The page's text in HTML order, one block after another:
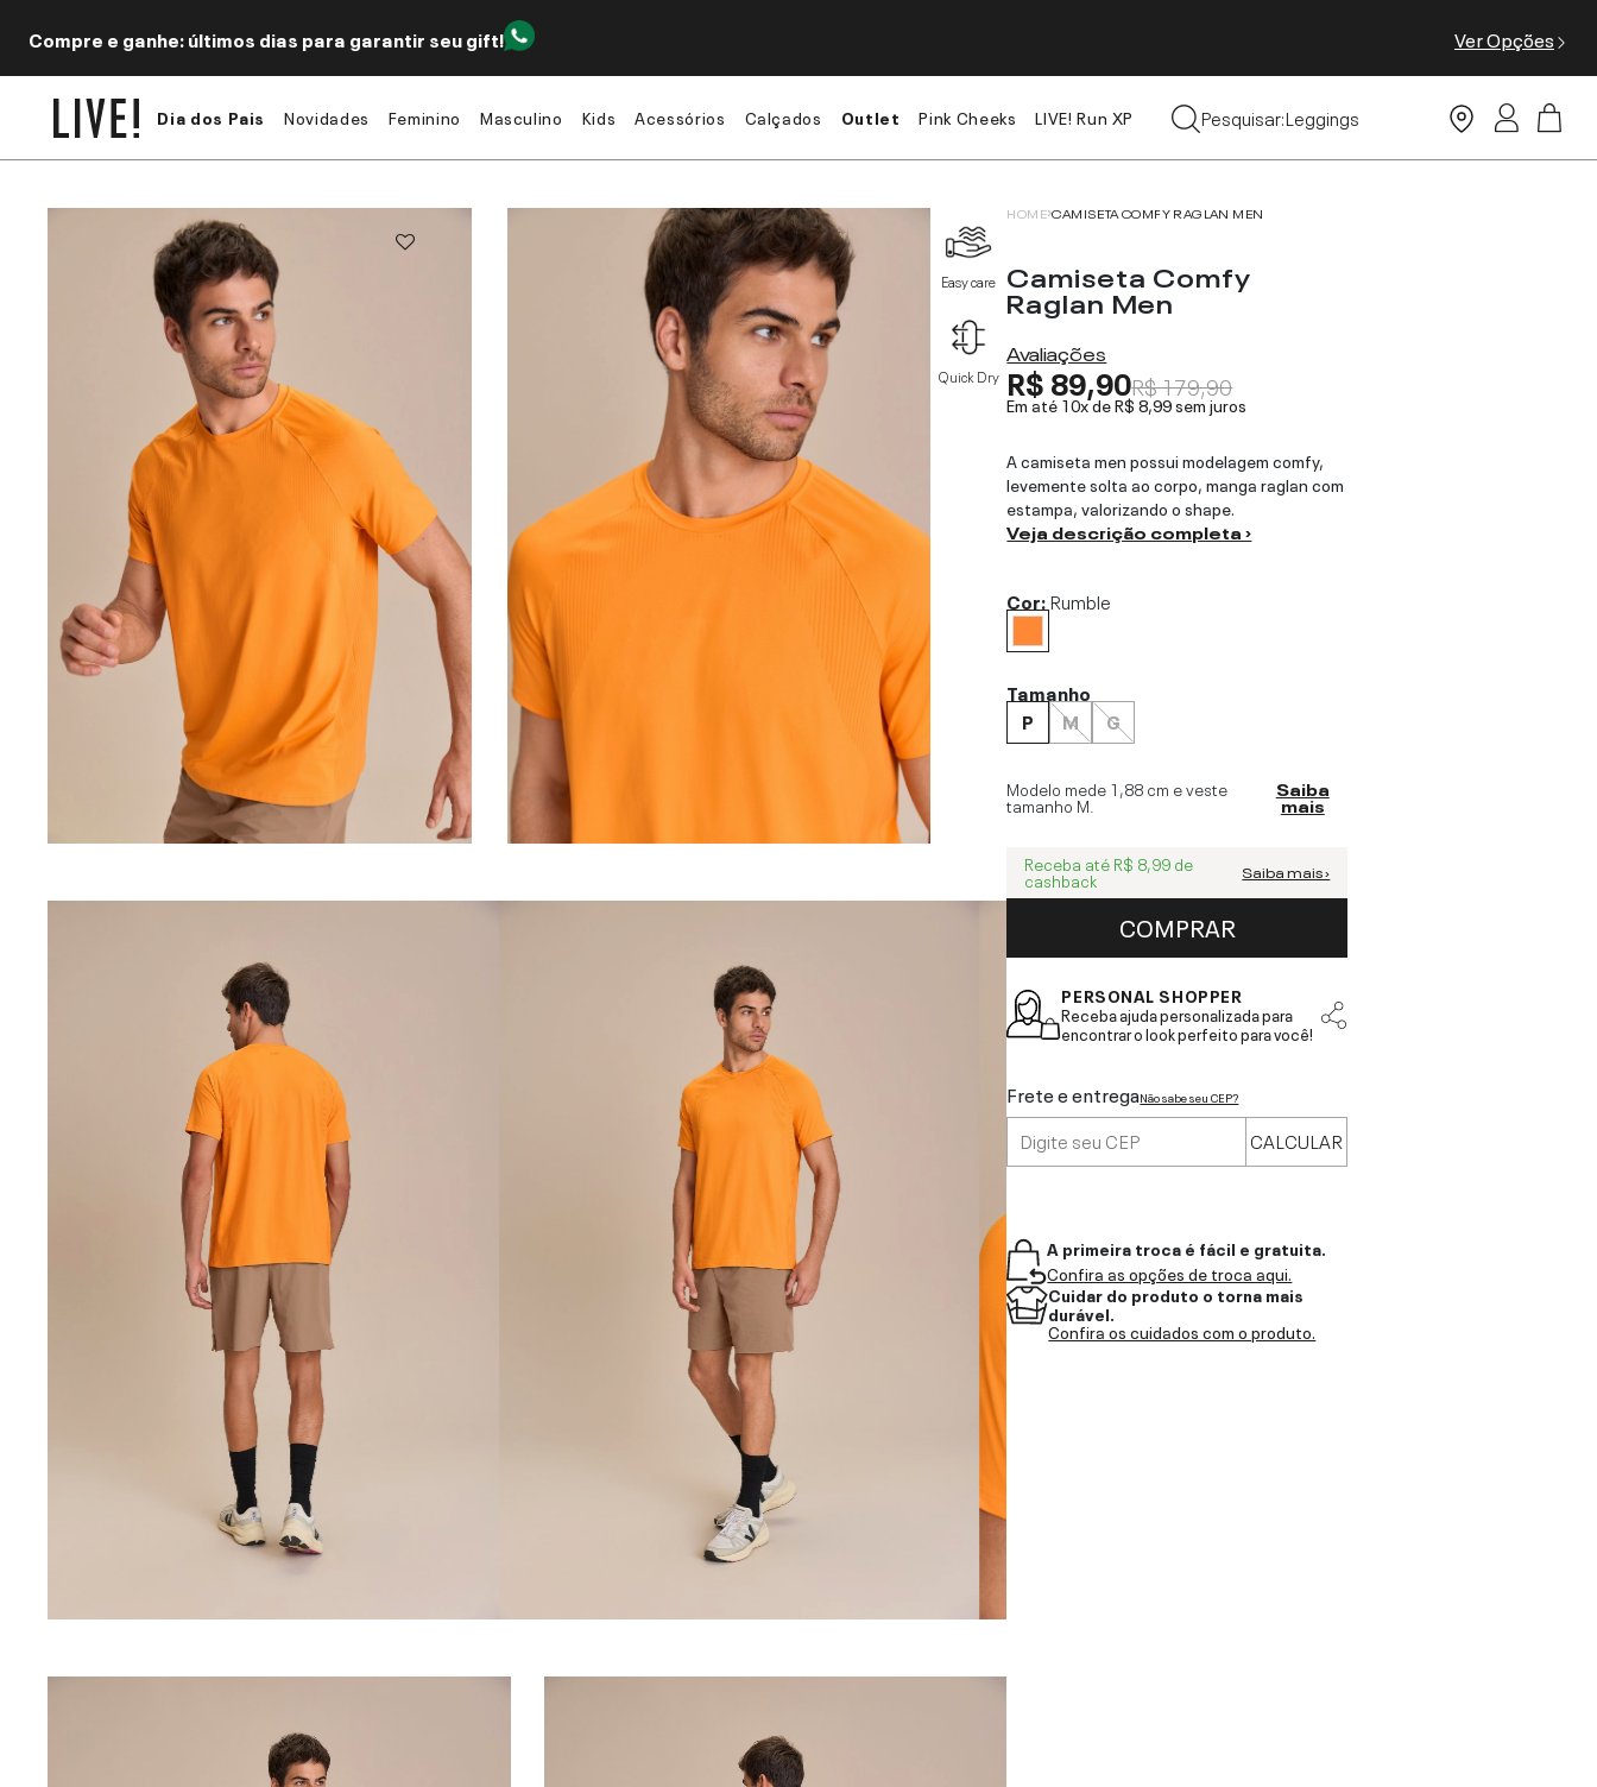
Compre e ganhe: últimos dias para garantir seu gift! Ver Opções
Dia dos Pais Novidades Feminino Masculino Kids Acessórios Calçados Outlet Pink Cheeks LIVE! Run XP Pesquisar:Moda Praia
Leggings
Easy care
Quick Dry
HOME CAMISETA COMFY RAGLAN MEN
Camiseta Comfy
Raglan Men
Avaliações
R$ 89,90R$ 179,90
Em até 10x deR$ 8,99sem juros
A camiseta men possui modelagem comfy,
levemente solta ao corpo, manga raglan com
estampa, valorizando o shape.
Veja descrição completa ›
Cor:Rumble
Tamanho
P
M G
Modelo mede 1,88 cm e veste
tamanho M
Saiba
mais
Receba até R$ 8,99 de
cashback Saiba mais ›
COMPRAR
PERSONAL SHOPPER
Receba ajuda personalizada para
encontrar o look perfeito para você!
Frete e entregaNão sabe seu CEP?
CALCULAR
A primeira troca é fácil e gratuita.
Confira as opções de troca aqui.
Cuidar do produto o torna mais
durável.
Confira os cuidados com o produto.